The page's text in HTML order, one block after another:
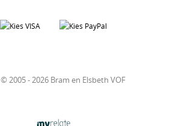
© 2005 - 2026 Bram en Elsbeth VOF